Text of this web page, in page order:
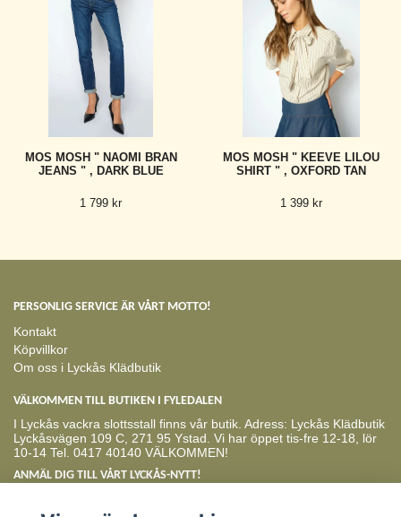
MOS MOSH " NAOMI BRAN
JEANS " , DARK BLUE
1 799 kr
MOS MOSH " KEEVE LILOU
SHIRT " , OXFORD TAN
1 399 kr
PERSONLIG SERVICE ÄR VÅRT MOTTO!
Kontakt
Köpvillkor
Om oss i Lyckås Klädbutik
VÄLKOMMEN TILL BUTIKEN I FYLEDALEN
I Lyckås vackra slottsstall finns vår butik. Adress: Lyckås Klädbutik
Lyckåsvägen 109 C, 271 95 Ystad. Vi har öppet tis-fre 12-18, lör
10-14 Tel. 0417 40140 VÄLKOMMEN!
ANMÄL DIG TILL VÅRT LYCKÅS-NYTT!